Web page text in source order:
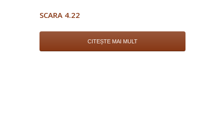
SCARA 4.22
CITEȘTE MAI MULT